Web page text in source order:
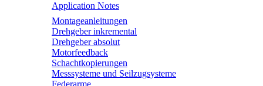
Application Notes
Montageanleitungen
Drehgeber inkremental
Drehgeber absolut
Motorfeedback
Schachtkopierungen
Messsysteme und Seilzugsysteme
Federarme